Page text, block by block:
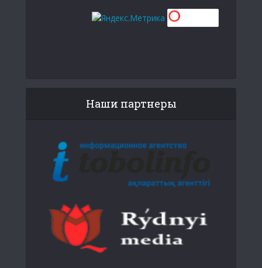
Наши партнеры